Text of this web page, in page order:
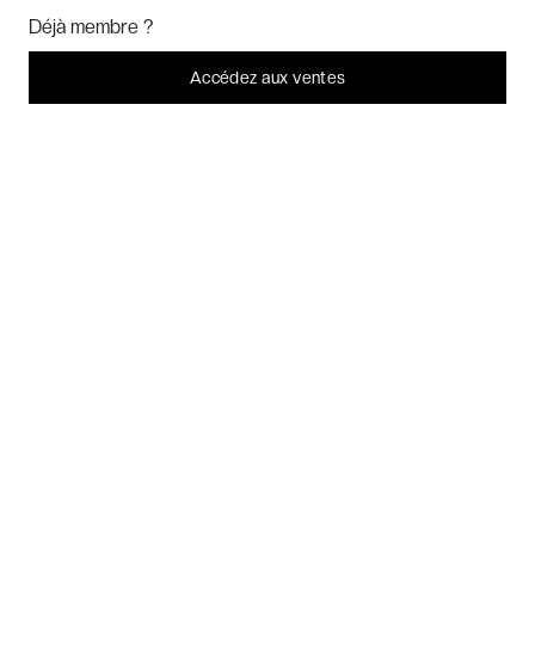
Week-ends exclusifs
Déjà membre ?
Accédez aux ventes
Marketing? Vous pouvez toujours modifier ou retirer votre
Je refuse C'est bon.